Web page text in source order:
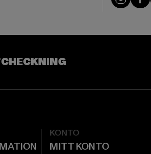
KONTO
MITT KONTO